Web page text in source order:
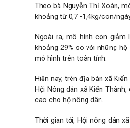
Theo bà Nguyễn Thị Xoàn,
khoảng từ 0,7 -1,4kg/con/
Ngoài ra, mô hình còn giảm
khoảng 29% so với những
mô hình trên toàn tỉnh.
Hiện nay, trên địa bàn xã
Hội Nông dân xã Kiến
cao cho hộ nông dân.
Thời gian tới, Hội nông dân